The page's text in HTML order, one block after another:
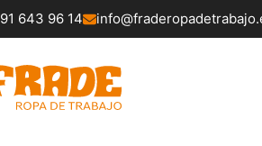
91 643 96 14